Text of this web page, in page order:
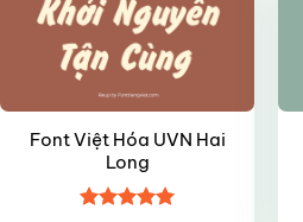
Font Việt Hóa UVN Hai
Long